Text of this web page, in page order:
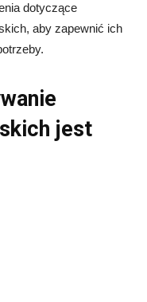
dotyczące
aby zapewnić ich
jest